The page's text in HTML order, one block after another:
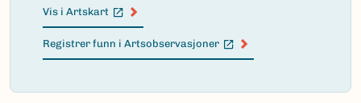
Vis i Artskart
(Ekstern lenke)
Registrer funn i Artsobservasjoner
(Ekstern lenke)
Failed